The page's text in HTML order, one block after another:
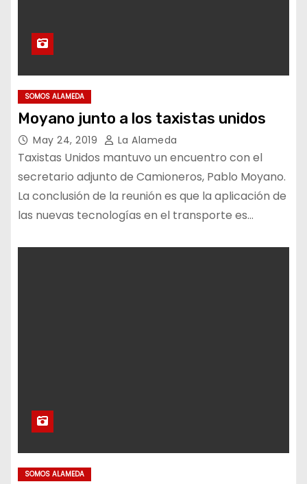
SOMOS ALAMEDA
Moyano junto a los taxistas unidos
May 24, 2019 La Alameda
Taxistas Unidos mantuvo un encuentro con el
secretario adjunto de Camioneros, Pablo Moyano.
La conclusión de la reunión es que la aplicación de
las nuevas tecnologías en el transporte es…
SOMOS ALAMEDA